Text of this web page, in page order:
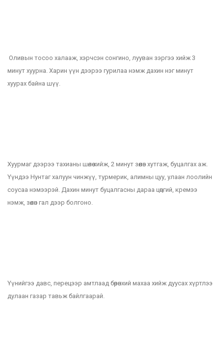
Оливын тосоо халааж, хэрчсэн сонгино, лууван зэргээ хийж 3
минут хуурна. Харин үүн дээрээ гурилаа нэмж дахин нэг минут
хуурах байна шүү.
Хуурмаг дээрээ тахианы шөлөө хийж, 2 минут зөөлөн хутгаж, буцалгах аж.
Үүндээ Нунтаг халуун чинжүү, турмерик, алимны цуу, улаан лоолийн
соусаа нэмээрэй. Дахин минут буцалгасны дараа цөцгий, кремээ
нэмж, зөөлөн гал дээр болгоно.
Үүнийгээ давс, перецээр амтлаад бөөрөнхий махаа хийж дуусах хүртлээ
дулаан газар тавьж байлгаарай.